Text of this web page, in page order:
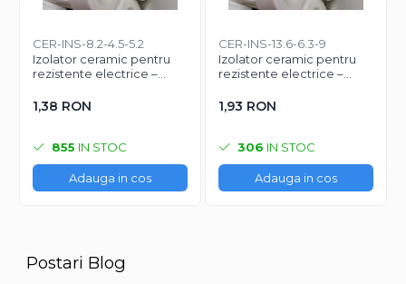
CER-INS-8.2-4.5-5.2
Izolator ceramic pentru
rezistente electrice –
mm interior / lungime 5.2
mm
1,38 RON
855 IN STOC
Adauga in cos
CER-INS-13.6-6.3-9
Izolator ceramic pentru
rezistente electrice –
mm interior / lungime 9
mm
1,93 RON
306 IN STOC
Adauga in cos
Postari Blog